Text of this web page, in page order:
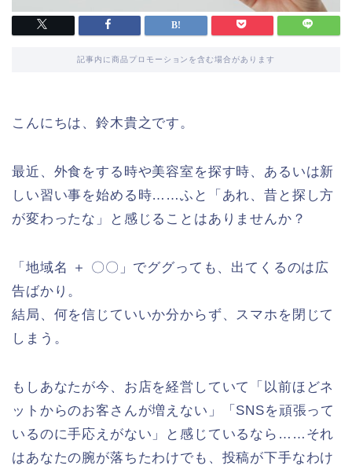
記事内に商品プロモーションを含む場合があります
こんにちは、鈴木貴之です。
最近、外食をする時や美容室を探す時、あるいは新
しい習い事を始める時……ふと「あれ、昔と探し方
が変わったな」と感じることはありませんか？
「地域名 ＋ 〇〇」でググっても、出てくるのは広
告ばかり。
結局、何を信じていいか分からず、スマホを閉じて
しまう。
もしあなたが今、お店を経営していて「以前ほどネ
ットからのお客さんが増えない」「SNSを頑張って
いるのに手応えがない」と感じているなら……それ
はあなたの腕が落ちたわけでも、投稿が下手なわけ